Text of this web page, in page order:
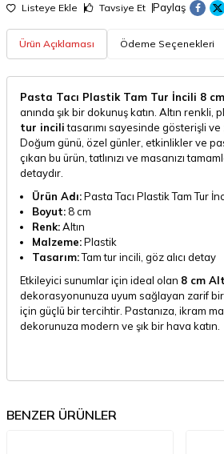
Listeye Ekle Tavsiye Et Paylaş
Ürün Açıklaması Ödeme Seçenekleri
Pasta Tacı Plastik Tam Tur İncili 8
anında şık bir dokunuş katın. Altın renkli,
tur incilitasarımı sayesinde gösterişli
Doğum günü, özel günler, etkinlikler ve
çıkan bu ürün, tatlınızı ve masanızı
detaydır.
Ürün Adı:Pasta Tacı Plastik Tam Tur
Boyut: 8 cm
Renk:Altın
Malzeme:Plastik
Tasarım:Tam tur incili, göz alıcı detay
Etkileyici sunumlar için ideal olan 8 cm
dekorasyonunuza uyum sağlayan zarif
için güçlü bir tercihtir. Pastanıza, ikram
dekorunuza modern ve şık bir hava katın.
BENZER ÜRÜNLER